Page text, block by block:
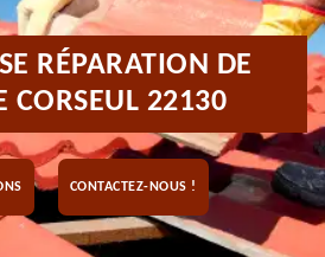
RÉPARATION DE
CORSEUL 22130
CONTACTEZ-NOUS !